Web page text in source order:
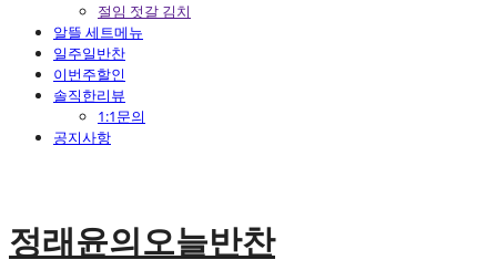
절임 젓갈 김치
알뜰 세트메뉴
일주일반찬
이번주할인
솔직한리뷰
1:1문의
공지사항
정래윤의오늘반찬